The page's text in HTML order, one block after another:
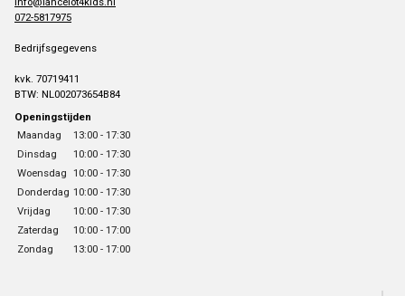
072-5817975
Bedrijfsgegevens
kvk. 70719411
BTW: NL002073654B84
Openingstijden
Maandag
13:00 - 17:30
Dinsdag
10:00 - 17:30
Woensdag 10:00 - 17:30
Donderdag 10:00 - 17:30
Vrijdag
10:00 - 17:30
Zaterdag
10:00 - 17:00
Zondag
13:00 - 17:00